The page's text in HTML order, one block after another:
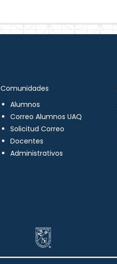
Comunidades
Alumnos
Correo Alumnos UAQ
Solicitud Correo
Docentes
Administrativos